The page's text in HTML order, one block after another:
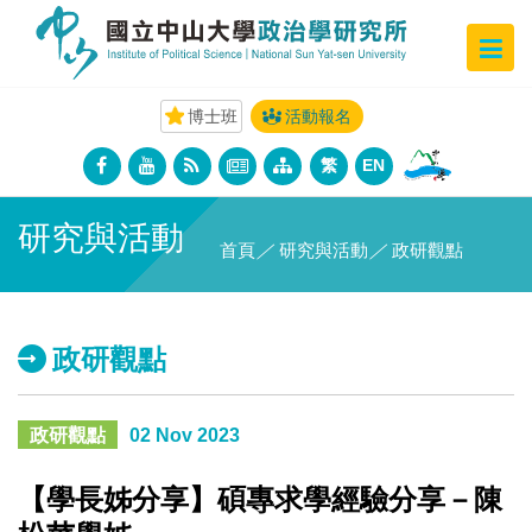
博士班 活動報名
繁 EN
研究與活動 首頁 ／ 研究與活動 ／ 政研觀點
政研觀點
政研觀點 02 Nov 2023
【學長姊分享】碩專求學經驗分享－陳